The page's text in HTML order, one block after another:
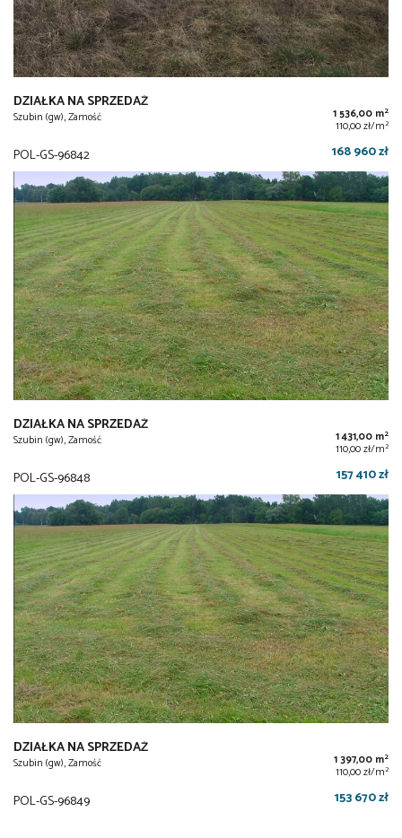
DZIAŁKA NA SPRZEDAŻ
Szubin (gw), Zamość 1 536,00 m2
110,00 zł/m2
POL-GS-96842 168 960 zł
DZIAŁKA NA SPRZEDAŻ
Szubin (gw), Zamość 1 431,00 m2
110,00 zł/m2
POL-GS-96848 157 410 zł
DZIAŁKA NA SPRZEDAŻ
Szubin (gw), Zamość 1 397,00 m2
110,00 zł/m2
POL-GS-96849 153 670 zł